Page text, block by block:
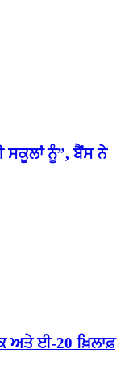
ਸਕੂਲਾਂ ਨੂੰ”, ਬੈਂਸ ਨੇ
ਅਤੇ ਈ-20 ਖ਼ਿਲਾਫ਼